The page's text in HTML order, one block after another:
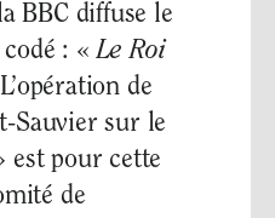
BBC diffuse le
codé : «Le Roi
de
Sauvier sur le
est pour cette
de